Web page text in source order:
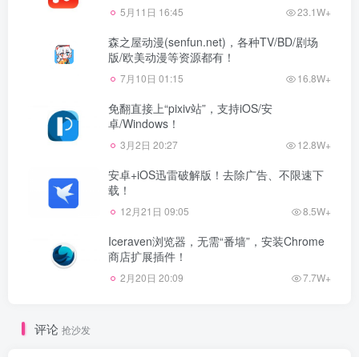
5月11日 16:45 23.1W+
森之屋动漫(senfun.net)，各种TV/BD/剧场
版/欧美动漫等资源都有！
7月10日 01:15 16.8W+
免翻直接上“pixiv站”，支持iOS/安
卓/Windows！
3月2日 20:27 12.8W+
安卓+iOS迅雷破解版！去除广告、不限速下
载！
12月21日 09:05 8.5W+
Iceraven浏览器，无需“番墙”，安装Chrome
商店扩展插件！
2月20日 20:09 7.7W+
评论 抢沙发